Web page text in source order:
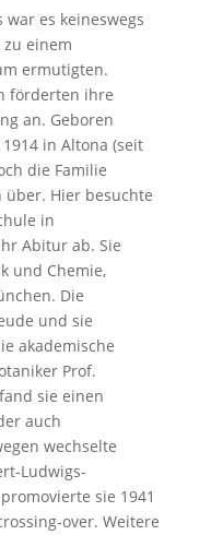
es keineswegs
einem
ermutigten.
förderten ihre
an. Geboren
in Altona (seit
die Familie
Hier besuchte
in
Abitur ab. Sie
und Chemie,
Die
und sie
akademische
Prof.
sie einen
auch
wechselte
Ludwigs-
sie 1941
over. Weitere